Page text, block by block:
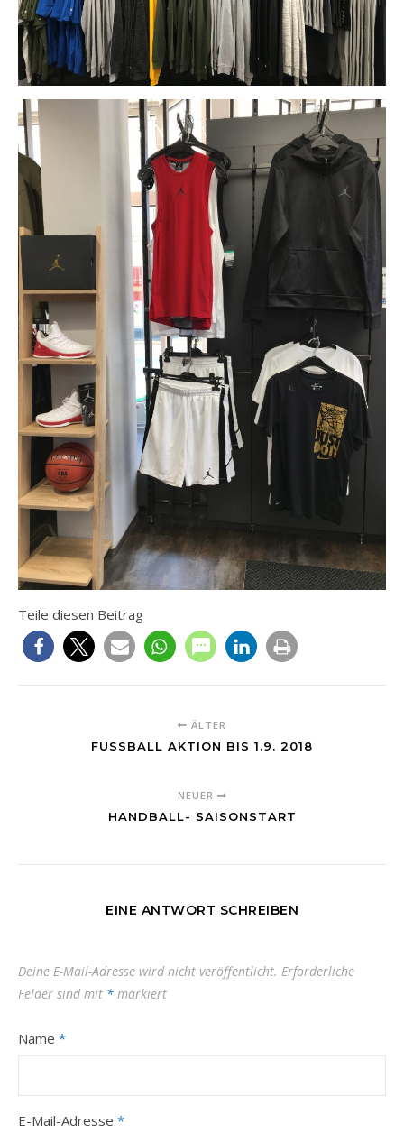
Teile diesen Beitrag
ÄLTER
FUSSBALL AKTION BIS 1.9. 2018
NEUER
HANDBALL- SAISONSTART
EINE ANTWORT SCHREIBEN
Deine E-Mail-Adresse wird nicht veröffentlicht. Erforderliche
Felder sind mit * markiert
Name *
E-Mail-Adresse *